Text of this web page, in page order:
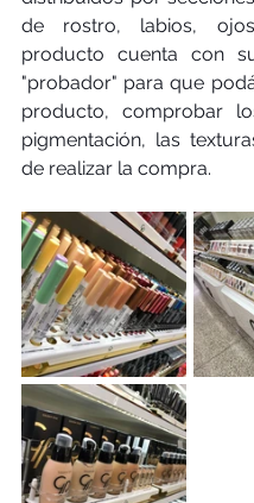
de rostro, labios,
producto cuenta con
"probador" para que
producto, comprobar
pigmentación, las
de realizar la compra.